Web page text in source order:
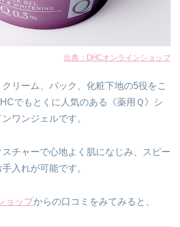
出典：DHCオンラインショップ
リーム、パック、化粧下地の5役をこ
でもとくに人気のある《薬用Ｑ》シ
ワンジェルです。
チャーで心地よく肌になじみ、スピー
入れが可能です。
ョップからの口コミをみてみると、